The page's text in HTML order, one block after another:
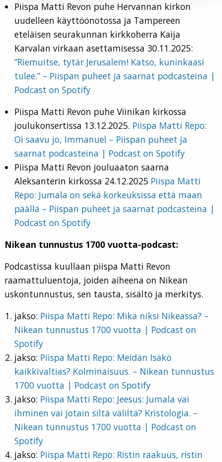
Piispa Matti Revon puhe Hervannan kirkon
uudelleen käyttöönotossa ja Tampereen
eteläisen seurakunnan kirkkoherra Kaija
Karvalan virkaan asettamisessa 30.11.2025:
”Riemuitse, tytär Jerusalem! Katso, kuninkaasi
tulee.” – Piispan puheet ja saarnat podcasteina |
Podcast on Spotify
Piispa Matti Revon puhe Viinikan kirkossa
joulukonsertissa 13.12.2025. Piispa Matti Repo:
Oi saavu jo, Immanuel – Piispan puheet ja
saarnat podcasteina | Podcast on Spotify
Piispa Matti Revon jouluaaton saarna
Aleksanterin kirkossa 24.12.2025 Piispa Matti
Repo: Jumala on sekä korkeuksissa että maan
päällä – Piispan puheet ja saarnat podcasteina |
Podcast on Spotify
Nikean tunnustus 1700 vuotta-podcast:
Podcastissa kuullaan piispa Matti Revon
raamattuluentoja, joiden aiheena on Nikean
uskontunnustus, sen tausta, sisältö ja merkitys.
jakso: Piispa Matti Repo: Mikä niksi Nikeassa? –
Nikean tunnustus 1700 vuotta | Podcast on
Spotify
jakso: Piispa Matti Repo: Meidän Isäkö
kaikkivaltias? Kolminaisuus. – Nikean tunnustus
1700 vuotta | Podcast on Spotify
jakso: Piispa Matti Repo: Jeesus: Jumala vai
ihminen vai jotain siltä väliltä? Kristologia. –
Nikean tunnustus 1700 vuotta | Podcast on
Spotify
jakso: Piispa Matti Repo: Ristin raakuus, ristin